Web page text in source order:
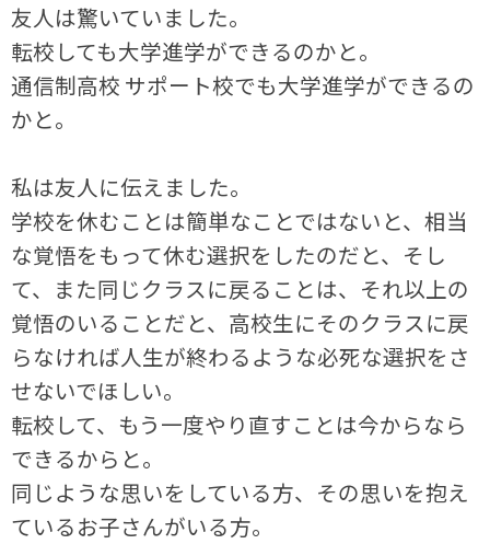
友人は驚いていました。
転校しても大学進学ができるのかと。
通信制高校 サポート校でも大学進学ができるの
かと。
私は友人に伝えました。
学校を休むことは簡単なことではないと、相当
な覚悟をもって休む選択をしたのだと、そし
て、また同じクラスに戻ることは、それ以上の
覚悟のいることだと、高校生にそのクラスに戻
らなければ人生が終わるような必死な選択をさ
せないでほしい。
転校して、もう一度やり直すことは今からなら
できるからと。
同じような思いをしている方、その思いを抱え
ているお子さんがいる方。